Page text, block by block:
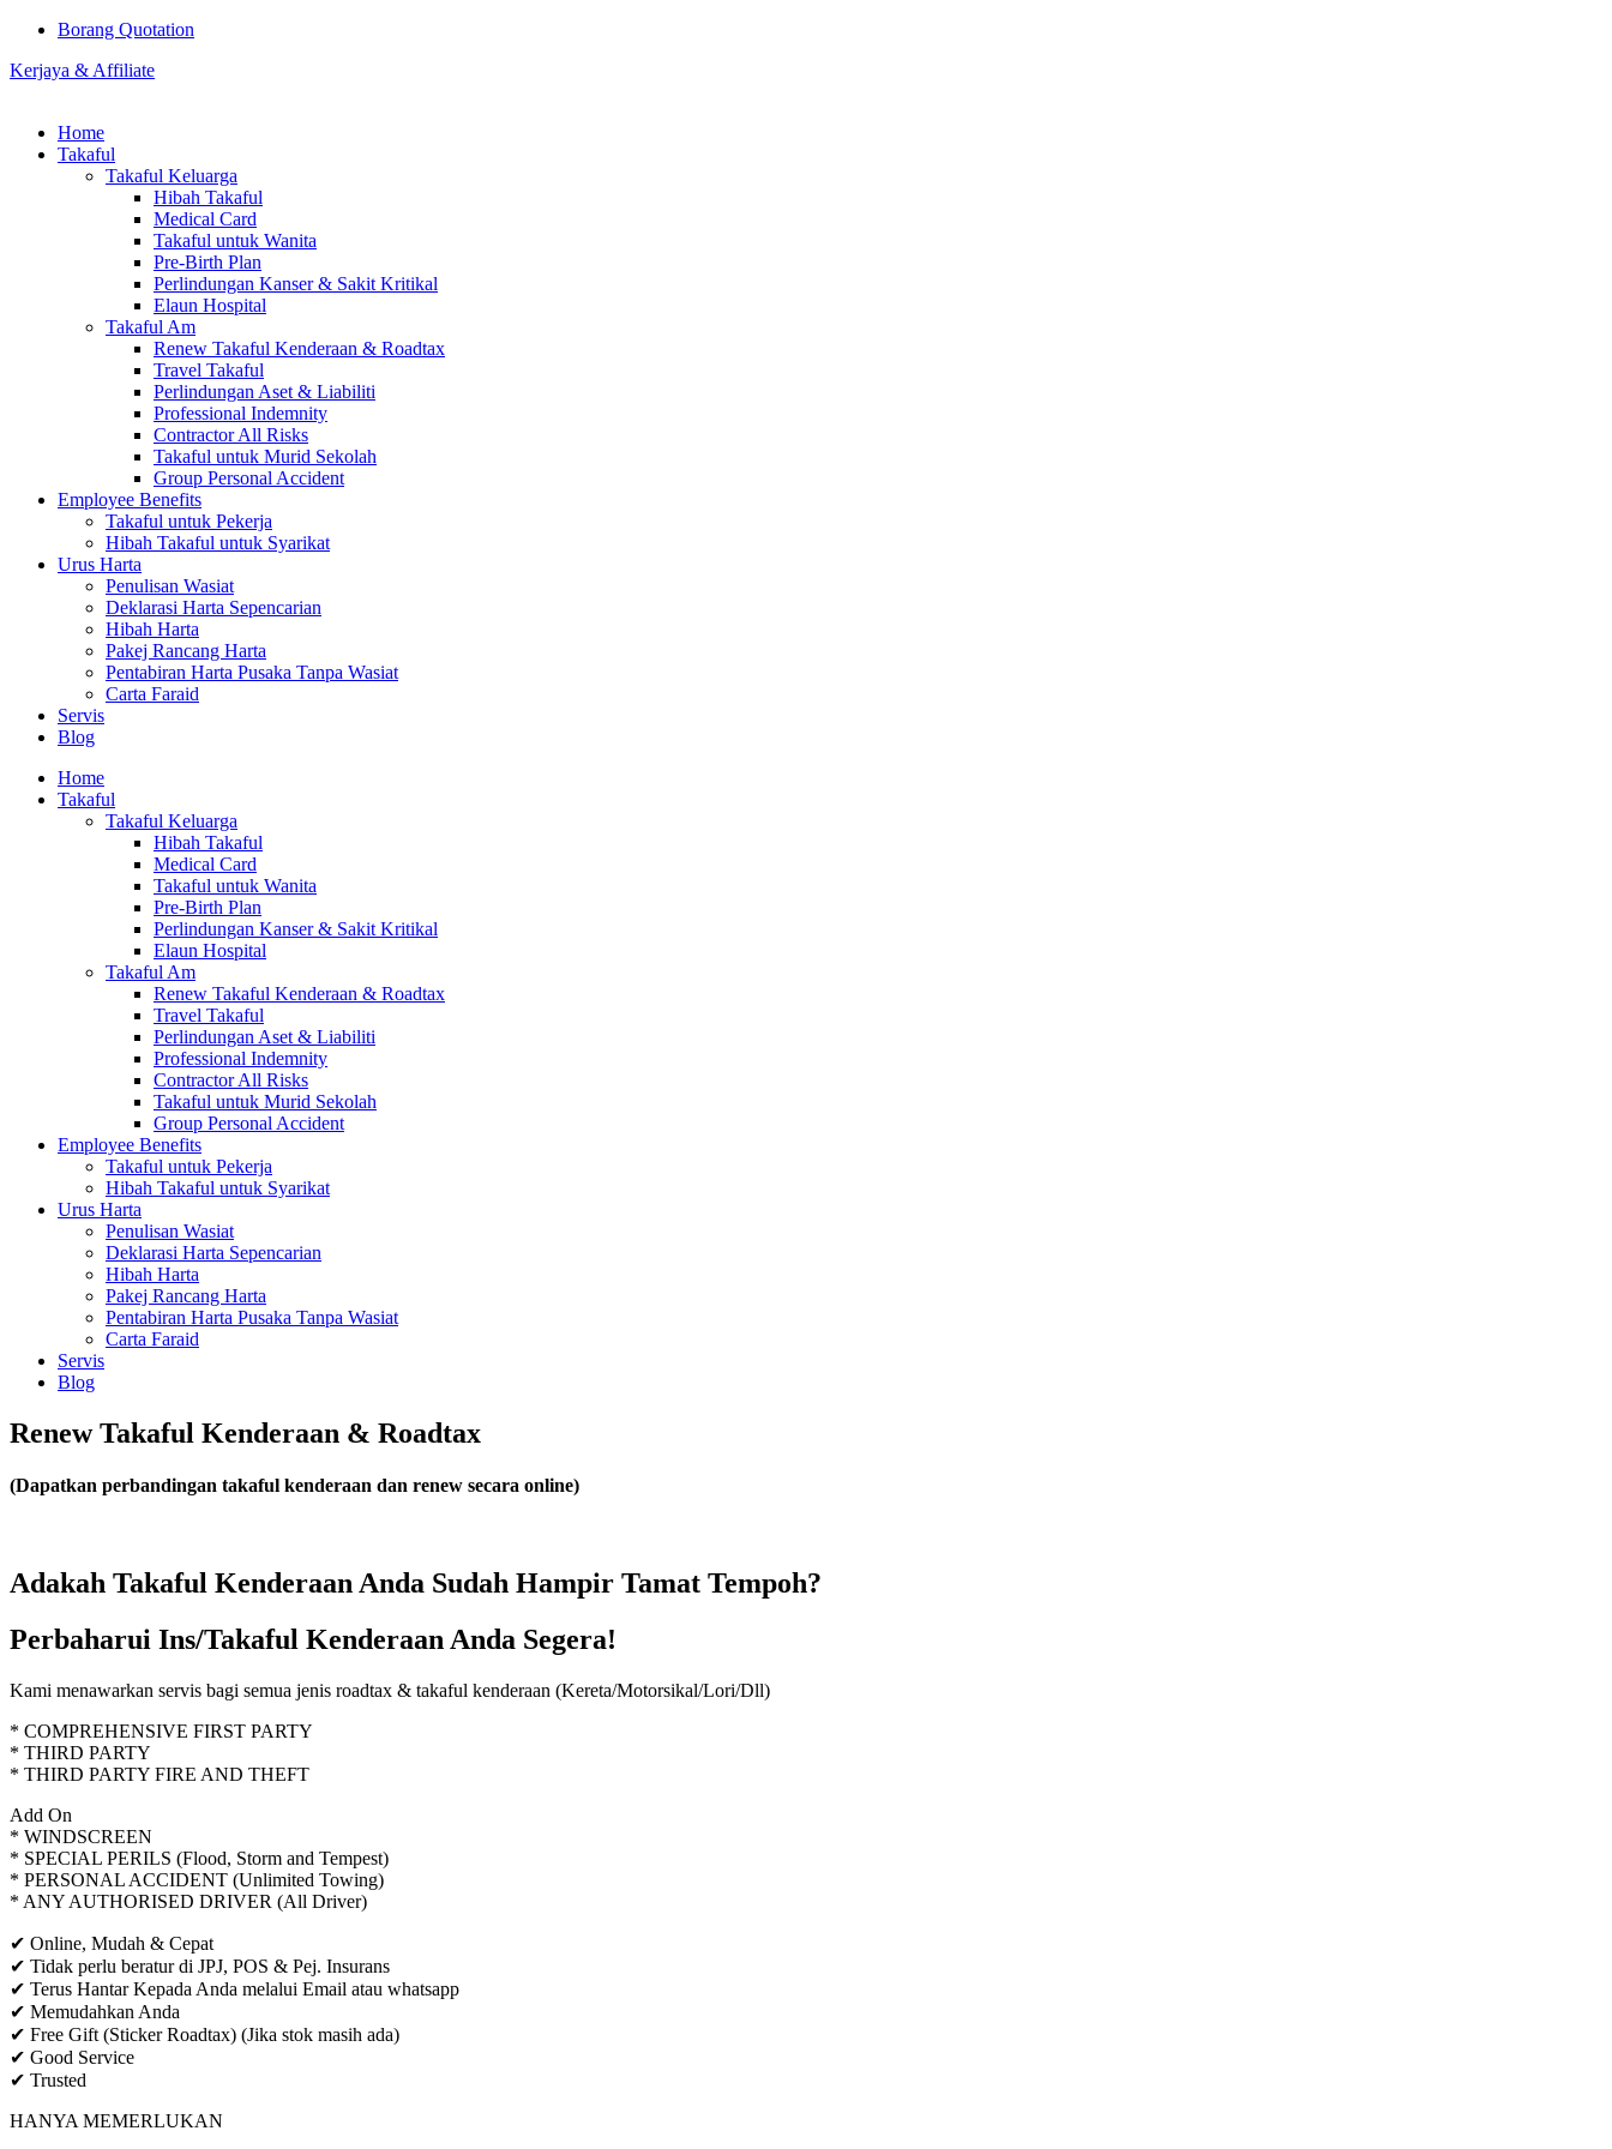
Borang Quotation
Kerjaya & Affiliate
Home
Takaful
Takaful Keluarga
Hibah Takaful
Medical Card
Takaful untuk Wanita
Pre-Birth Plan
Perlindungan Kanser & Sakit Kritikal
Elaun Hospital
Takaful Am
Renew Takaful Kenderaan & Roadtax
Travel Takaful
Perlindungan Aset & Liabiliti
Professional Indemnity
Contractor All Risks
Takaful untuk Murid Sekolah
Group Personal Accident
Employee Benefits
Takaful untuk Pekerja
Hibah Takaful untuk Syarikat
Urus Harta
Penulisan Wasiat
Deklarasi Harta Sepencarian
Hibah Harta
Pakej Rancang Harta
Pentabiran Harta Pusaka Tanpa Wasiat
Carta Faraid
Servis
Blog
Home
Takaful
Takaful Keluarga
Hibah Takaful
Medical Card
Takaful untuk Wanita
Pre-Birth Plan
Perlindungan Kanser & Sakit Kritikal
Elaun Hospital
Takaful Am
Renew Takaful Kenderaan & Roadtax
Travel Takaful
Perlindungan Aset & Liabiliti
Professional Indemnity
Contractor All Risks
Takaful untuk Murid Sekolah
Group Personal Accident
Employee Benefits
Takaful untuk Pekerja
Hibah Takaful untuk Syarikat
Urus Harta
Penulisan Wasiat
Deklarasi Harta Sepencarian
Hibah Harta
Pakej Rancang Harta
Pentabiran Harta Pusaka Tanpa Wasiat
Carta Faraid
Servis
Blog
Renew Takaful Kenderaan & Roadtax
(Dapatkan perbandingan takaful kenderaan dan renew secara online)
Adakah Takaful Kenderaan Anda Sudah Hampir Tamat Tempoh?
Perbaharui Ins/Takaful Kenderaan Anda Segera!
Kami menawarkan servis bagi semua jenis roadtax & takaful kenderaan (Kereta/Motorsikal/Lori/Dll)
* COMPREHENSIVE FIRST PARTY
* THIRD PARTY
* THIRD PARTY FIRE AND THEFT
Add On
* WINDSCREEN
* SPECIAL PERILS (Flood, Storm and Tempest)
* PERSONAL ACCIDENT (Unlimited Towing)
* ANY AUTHORISED DRIVER (All Driver)
✔ Online, Mudah & Cepat
✔ Tidak perlu beratur di JPJ, POS & Pej. Insurans
✔ Terus Hantar Kepada Anda melalui Email atau whatsapp
✔ Memudahkan Anda
✔ Free Gift (Sticker Roadtax) (Jika stok masih ada)
✔ Good Service
✔ Trusted
HANYA MEMERLUKAN